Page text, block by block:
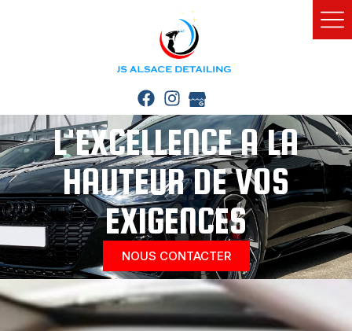
L'EXCELLENCE A LA
HAUTEUR DE VOS
EXIGENCES
NOUS CONTACTER